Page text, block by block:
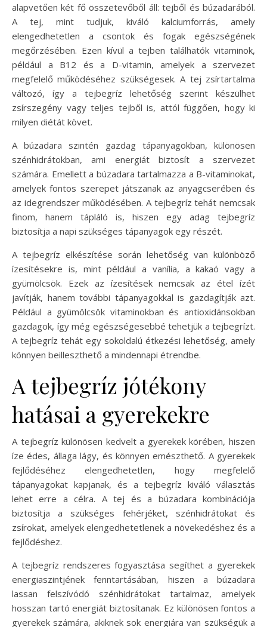
alapvetően két fő összetevőből áll: tejből és búzadarából.
A tej, mint tudjuk, kiváló kalciumforrás, amely
elengedhetetlen a csontok és fogak egészségének
megőrzésében. Ezen kívül a tejben találhatók vitaminok,
például a B12 és a D-vitamin, amelyek a szervezet
megfelelő működéséhez szükségesek. A tej zsírtartalma
változó, így a tejbegríz lehetőség szerint készülhet
zsírszegény vagy teljes tejből is, attól függően, hogy ki
milyen diétát követ.
A búzadara szintén gazdag tápanyagokban, különösen
szénhidrátokban, ami energiát biztosít a szervezet
számára. Emellett a búzadara tartalmazza a B-vitaminokat,
amelyek fontos szerepet játszanak az anyagcserében és
az idegrendszer működésében. A tejbegríz tehát nemcsak
finom, hanem tápláló is, hiszen egy adag tejbegríz
biztosítja a napi szükséges tápanyagok egy részét.
A tejbegríz elkészítése során lehetőség van különböző
ízesítésekre is, mint például a vanília, a kakaó vagy a
gyümölcsök. Ezek az ízesítések nemcsak az étel ízét
javítják, hanem további tápanyagokkal is gazdagítják azt.
Például a gyümölcsök vitaminokban és antioxidánsokban
gazdagok, így még egészségesebbé tehetjük a tejbegrízt.
A tejbegríz tehát egy sokoldalú étkezési lehetőség, amely
könnyen beilleszthető a mindennapi étrendbe.
A tejbegríz jótékony
hatásai a gyerekekre
A tejbegríz különösen kedvelt a gyerekek körében, hiszen
íze édes, állaga lágy, és könnyen emészthető. A gyerekek
fejlődéséhez elengedhetetlen, hogy megfelelő
tápanyagokat kapjanak, és a tejbegríz kiváló választás
lehet erre a célra. A tej és a búzadara kombinációja
biztosítja a szükséges fehérjéket, szénhidrátokat és
zsírokat, amelyek elengedhetetlenek a növekedéshez és a
fejlődéshez.
A tejbegríz rendszeres fogyasztása segíthet a gyerekek
energiaszintjének fenntartásában, hiszen a búzadara
lassan felszívódó szénhidrátokat tartalmaz, amelyek
hosszan tartó energiát biztosítanak. Ez különösen fontos a
gyerekek számára, akiknek sok energiára van szükségük a